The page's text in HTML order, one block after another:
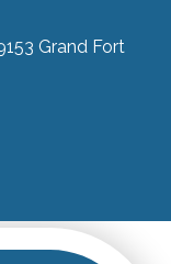
Grand Fort